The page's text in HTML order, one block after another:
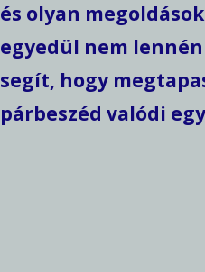
és olyan
egyedül nem
segít, hogy
párbeszéd valódi